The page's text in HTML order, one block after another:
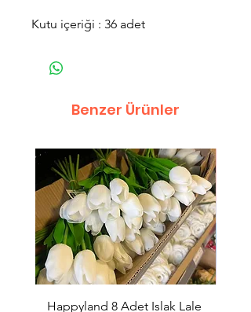
Kutu içeriği : 36 adet
Benzer Ürünler
Happyland 8 Adet Islak Lale